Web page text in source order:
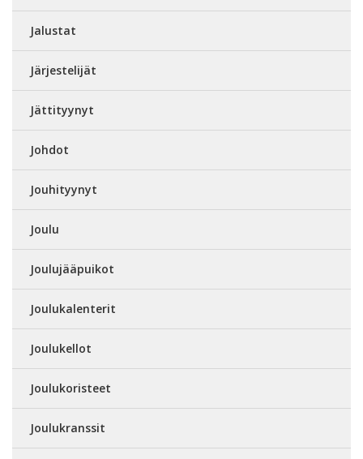
Jalustat
Järjestelijät
Jättityynyt
Johdot
Jouhityynyt
Joulu
Joulujääpuikot
Joulukalenterit
Joulukellot
Joulukoristeet
Joulukranssit